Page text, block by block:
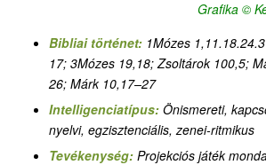
Grafika ©
Bibliai történet:1Mózes
17; 3Mózes 19,18; Zsoltárok 100,5;
26; Márk 10,17–27
Intelligenciatípus: Önismereti,
nyelvi, egzisztenciális, zenei-ritmikus
Tevékenység: Projekciós játék